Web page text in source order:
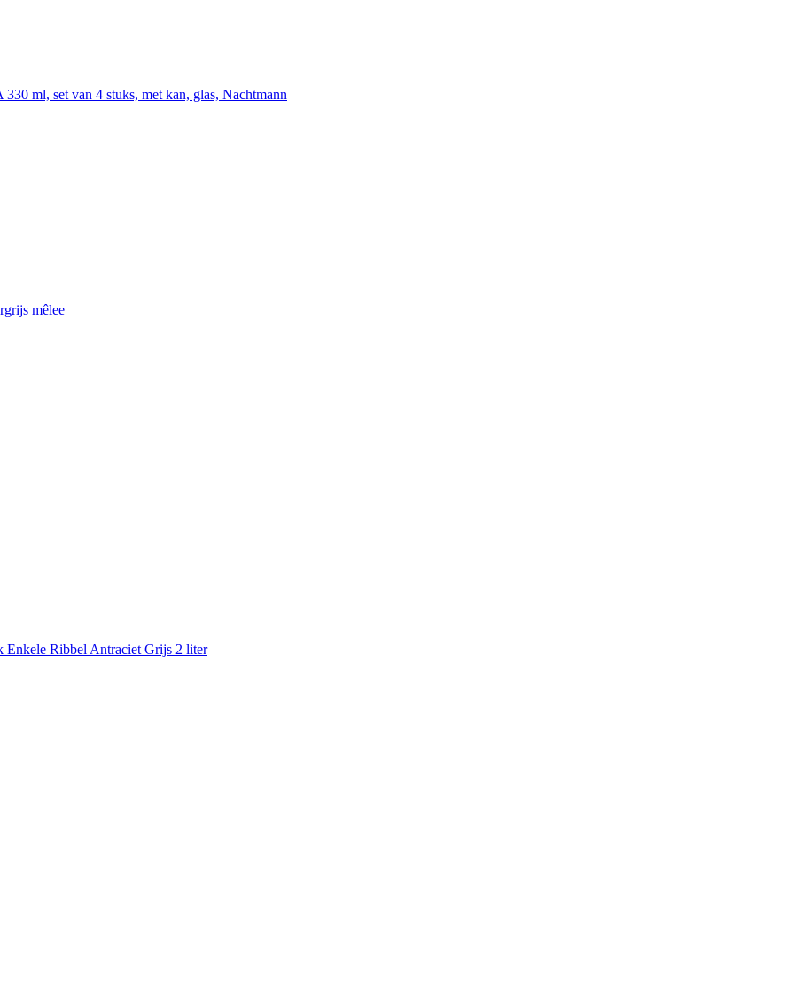
ml, set van 4 stuks, met kan, glas, Nachtmann
mêlee
Ribbel Antraciet Grijs 2 liter